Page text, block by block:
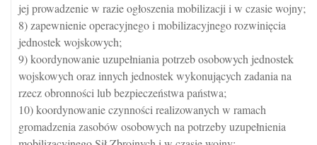
jej prowadzenie w razie ogłoszenia mobilizacji i w czasie wojny;
8) zapewnienie operacyjnego i mobilizacyjnego rozwinięcia
jednostek wojskowych;
9) koordynowanie uzupełniania potrzeb osobowych jednostek
wojskowych oraz innych jednostek wykonujących zadania na
rzecz obronności lub bezpieczeństwa państwa;
10) koordynowanie czynności realizowanych w ramach
gromadzenia zasobów osobowych na potrzeby uzupełnienia